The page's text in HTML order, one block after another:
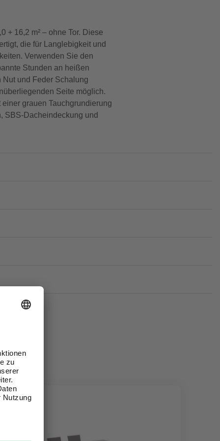
+ 16,2 m² – ohne Tor. Diese
die für Langlebigkeit und
Verwenden Sie den
Stunden an heißen
und Feder Schalung
Seite möglich.
grauen Tauchgrundierung
SBS-Dacheindeckung und